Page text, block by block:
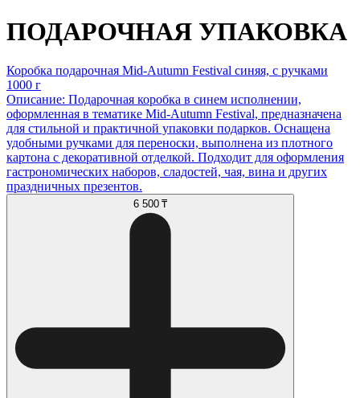
ПОДАРОЧНАЯ УПАКОВКА
Коробка подарочная Mid-Autumn Festival синяя, с ручками
1000 г
Описание: Подарочная коробка в синем исполнении,
оформленная в тематике Mid-Autumn Festival, предназначена
для стильной и практичной упаковки подарков. Оснащена
удобными ручками для переноски, выполнена из плотного
картона с декоративной отделкой. Подходит для оформления
гастрономических наборов, сладостей, чая, вина и других
праздничных презентов.
6 500 ₸